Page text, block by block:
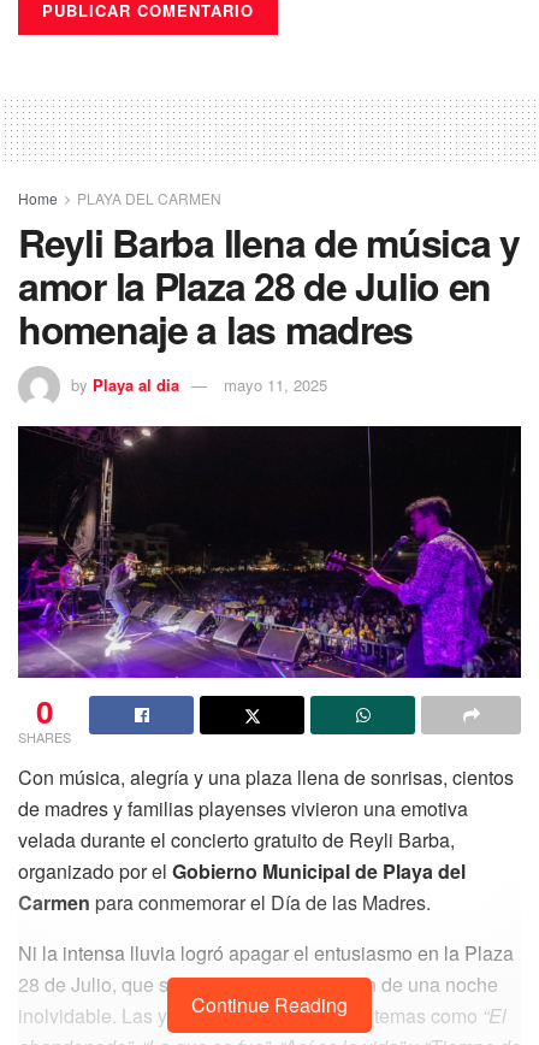
Home PLAYA DEL CARMEN
Reyli Barba llena de música y
amor la Plaza 28 de Julio en
homenaje a las madres
by Playa al dia mayo 11, 2025
0
SHARES
Con música, alegría y una plaza llena de sonrisas, cientos
de madres y familias playenses vivieron una emotiva
velada durante el concierto gratuito de Reyli Barba,
organizado por el Gobierno Municipal de Playa del
Carmen para conmemorar el Día de las Madres.
Ni la intensa lluvia logró apagar el entusiasmo en la Plaza
28 de Julio, que se convirtió en el corazón de una noche
inolvidable. Las y los asistentes corearon temas como “El
Continue Reading